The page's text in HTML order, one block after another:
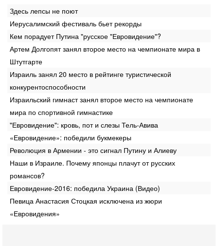
Здесь лепсы не поют
Иерусалимский фестиваль бьет рекорды
Кем порадует Путина "русское "Евровидение"?
Артем Долгопят занял второе место на чемпионате мира в
Штутгарте
Израиль занял 20 место в рейтинге туристической
‎конкурентоспособности
Израильский гимнаст занял второе место на чемпионате
мира по ‎спортивной гимнастике
"Евровидение": кровь, пот и слезы Тель-Авива
«Евровидение»: победили букмекеры
Революция в Армении - это сигнал Путину и Алиеву
Наши в Израиле. Почему японцы плачут от русских
романсов?
Евровидение-2016: победила Украина (Видео)
Певица Анастасия Стоцкая исключена из жюри
«Евровидения»